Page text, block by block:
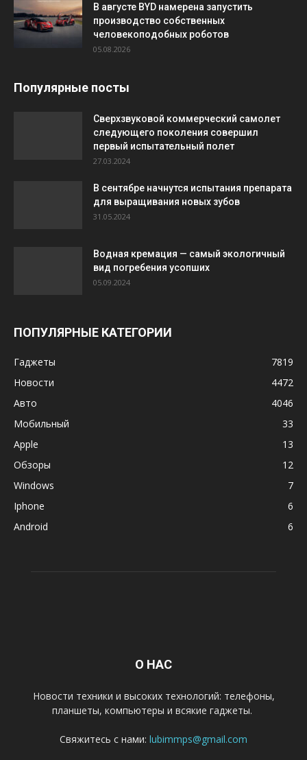
В августе BYD намерена запустить
производство собственных
человекоподобных роботов
05.08.2026
Популярные посты
Сверхзвуковой коммерческий самолет
следующего поколения совершил
первый испытательный полет
27.03.2024
В сентябре начнутся испытания препарата
для выращивания новых зубов
31.05.2024
Водная кремация — самый экологичный
вид погребения усопших
05.09.2024
ПОПУЛЯРНЫЕ КАТЕГОРИИ
Гаджеты
7819
Новости
4472
Авто
4046
Мобильный
33
Apple
13
Обзоры
12
Windows
7
Iphone
6
Android
6
О НАС
Новости техники и высоких технологий: телефоны,
планшеты, компьютеры и всякие гаджеты.
Свяжитесь с нами: lubimmps@gmail.com